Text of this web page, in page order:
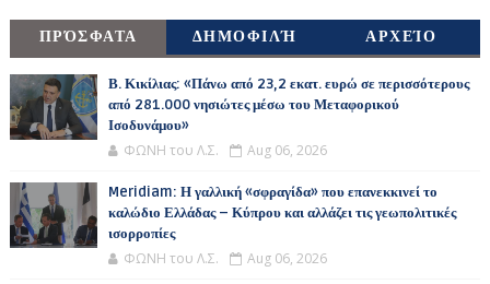
ΠΡΌΣΦΑΤΑ ΔΗΜΟΦΙΛΉ ΑΡΧΕΊΟ
Β. Κικίλιας: «Πάνω από 23,2 εκατ. ευρώ σε περισσότερους
από 281.000 νησιώτες μέσω του Μεταφορικού
Ισοδυνάμου»
ΦΩΝΗ του Λ.Σ. Aug 06, 2026
Meridiam: Η γαλλική «σφραγίδα» που επανεκκινεί το
καλώδιο Ελλάδας – Κύπρου και αλλάζει τις γεωπολιτικές
ισορροπίες
ΦΩΝΗ του Λ.Σ. Aug 06, 2026